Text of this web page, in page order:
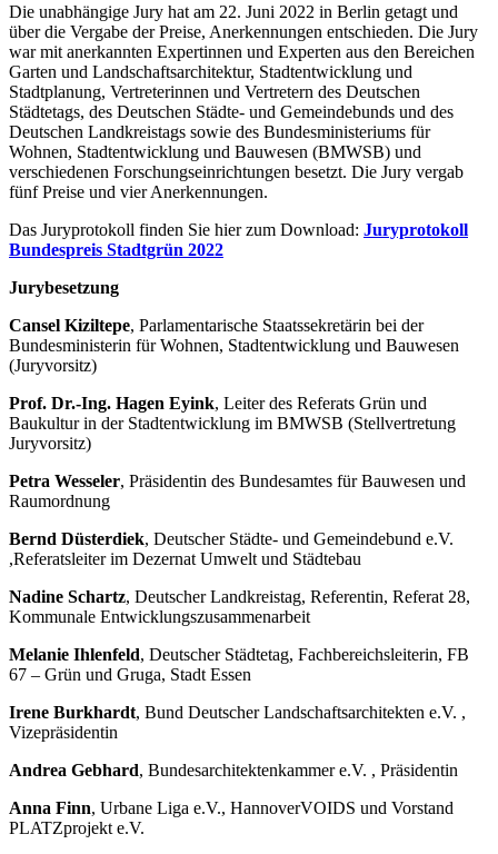
Die unabhängige Jury hat am 22. Juni 2022 in Berlin getagt und
über die Vergabe der Preise, Anerkennungen entschieden. Die Jury
war mit anerkannten Expertinnen und Experten aus den Bereichen
Garten und Landschaftsarchitektur, Stadtentwicklung und
Stadtplanung, Vertreterinnen und Vertretern des Deutschen
Städtetags, des Deutschen Städte- und Gemeindebunds und des
Deutschen Landkreistags sowie des Bundesministeriums für
Wohnen, Stadtentwicklung und Bauwesen (BMWSB) und
verschiedenen Forschungseinrichtungen besetzt. Die Jury vergab
fünf Preise und vier Anerkennungen.
Das Juryprotokoll finden Sie hier zum Download: Juryprotokoll
Bundespreis Stadtgrün 2022
Jurybesetzung
Cansel Kiziltepe, Parlamentarische Staatssekretärin bei der
Bundesministerin für Wohnen, Stadtentwicklung und Bauwesen
(Juryvorsitz)
Prof. Dr.-Ing. Hagen Eyink, Leiter des Referats Grün und
Baukultur in der Stadtentwicklung im BMWSB (Stellvertretung
Juryvorsitz)
Petra Wesseler, Präsidentin des Bundesamtes für Bauwesen und
Raumordnung
Bernd Düsterdiek, Deutscher Städte- und Gemeindebund e.V.
,Referatsleiter im Dezernat Umwelt und Städtebau
Nadine Schartz, Deutscher Landkreistag, Referentin, Referat 28,
Kommunale Entwicklungszusammenarbeit
Melanie Ihlenfeld, Deutscher Städtetag, Fachbereichsleiterin, FB
67 – Grün und Gruga, Stadt Essen
Irene Burkhardt, Bund Deutscher Landschaftsarchitekten e.V. ,
Vizepräsidentin
Andrea Gebhard, Bundesarchitektenkammer e.V. , Präsidentin
Anna Finn, Urbane Liga e.V., HannoverVOIDS und Vorstand
PLATZprojekt e.V.